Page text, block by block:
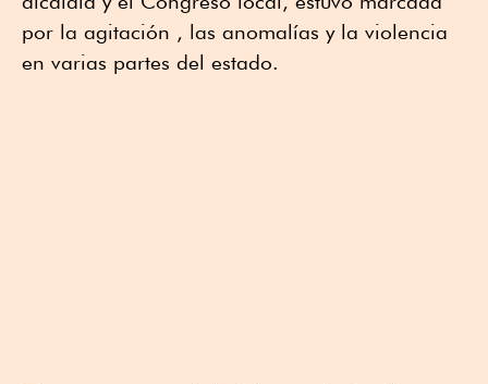
por la agitación , las anomalías y la violencia
en varias partes del estado.